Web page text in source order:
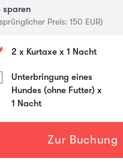
sparen
Preis: 150 EUR)
2 x Kurtaxe x 1 Nacht
Unterbringung eines
Hundes (ohne Futter) x
1 Nacht
Zur Buchung